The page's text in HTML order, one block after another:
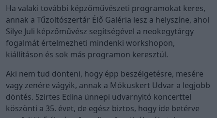
Ha valaki további képzőművészeti programokat keres,
annak a Tűzoltószertár Élő Galéria lesz a helyszíne, ahol
Silye Juli képzőművész segítségével a neokegytárgy
fogalmát értelmezheti mindenki workshopon,
kiállításon és sok más programon keresztül.
Aki nem tud dönteni, hogy épp beszélgetésre, mesére
vagy zenére vágyik, annak a Mókuskert Udvar a legjobb
döntés. Szirtes Edina ünnepi udvarnyitó koncerttel
köszönti a 35. évet, de egész biztos, hogy ide betérve